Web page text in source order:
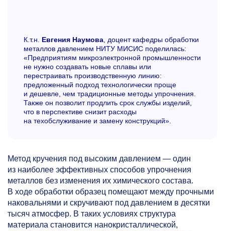
К.т.н. Евгения Наумова , доцент кафедры обработки
металлов давлением НИТУ МИСИС поделилась:
«Предприятиям микроэлектронной промышленности
не нужно создавать новые сплавы или
перестраивать производственную линию:
предложенный подход технологически проще
и дешевле, чем традиционные методы упрочнения.
Также он позволит продлить срок службы изделий,
что в перспективе снизит расходы
на техобслуживание и замену конструкций».
Метод кручения под высоким давлением — один
из наиболее эффективных способов упрочнения
металлов без изменения их химического состава.
В ходе обработки образец помещают между прочными
наковальнями и скручивают под давлением в десятки
тысяч атмосфер. В таких условиях структура
материала становится нанокристаллической,